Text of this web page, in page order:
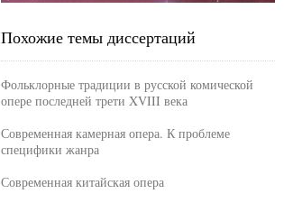
Похожие темы диссертаций
Фольклорные традиции в русской комической
опере последней трети XVIII века
Современная камерная опера. К проблеме
специфики жанра
Современная китайская опера